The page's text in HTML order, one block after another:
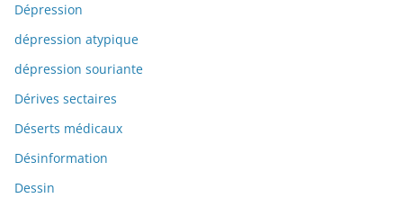
Dépression
dépression atypique
dépression souriante
Dérives sectaires
Déserts médicaux
Désinformation
Dessin